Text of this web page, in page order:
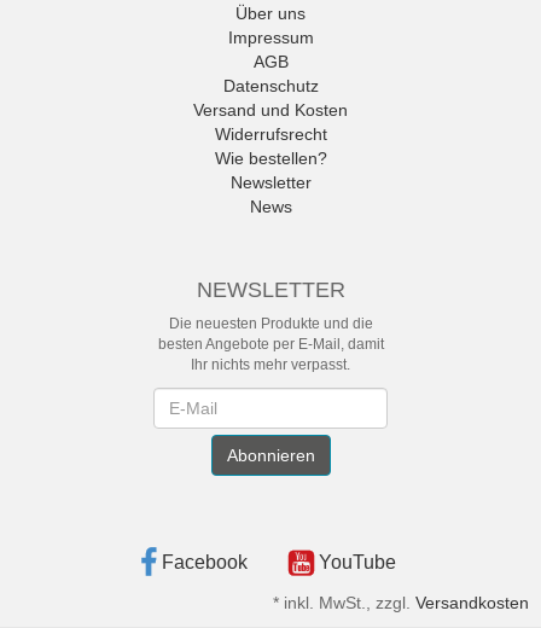
Über uns
Impressum
AGB
Datenschutz
Versand und Kosten
Widerrufsrecht
Wie bestellen?
Newsletter
News
NEWSLETTER
Die neuesten Produkte und die
besten Angebote per E-Mail, damit
Ihr nichts mehr verpasst.
Abonnieren
Facebook YouTube
* inkl. MwSt., zzgl. Versandkosten